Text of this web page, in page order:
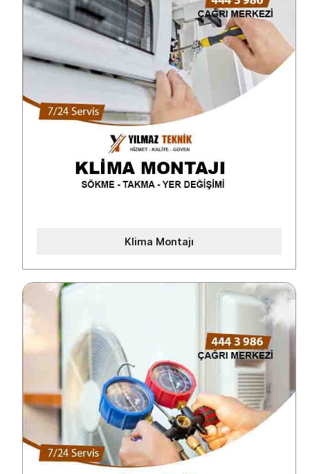
Klima Montajı